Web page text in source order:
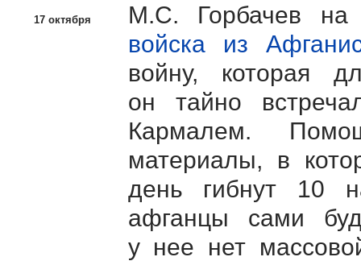
17 октября М.С. Горбачев на
войска из
войну, которая
он тайно
Кармалем.
материалы, в
день гибнут 10
афганцы сами
у нее нет